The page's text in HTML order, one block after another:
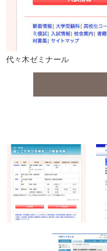
代々木ゼミナール